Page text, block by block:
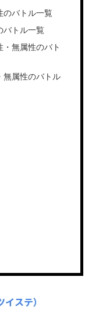
のバトル一覧
バトル一覧
・無属性のバト
無属性のバトル
ステ）